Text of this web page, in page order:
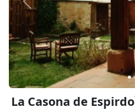
Anterior
La Casona de Espirdo